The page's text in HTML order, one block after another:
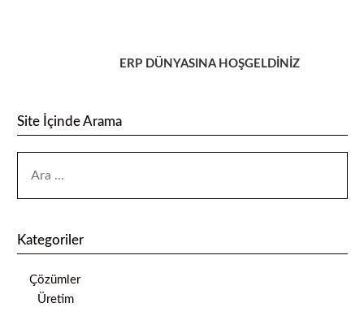
ERP DÜNYASINA HOŞGELDİNİZ
Site İçinde Arama
Kategoriler
Çözümler
Üretim